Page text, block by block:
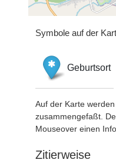
Symbole auf der
Geburtsort
Auf der Karte
zusammengefaßt.
Mouseover einen
Zitierweise